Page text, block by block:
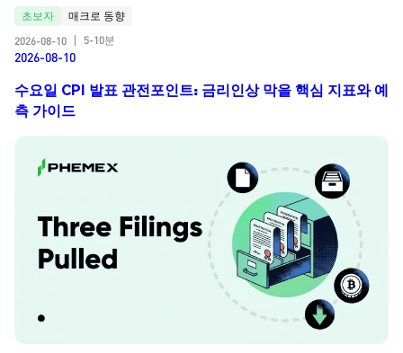
초보자
매크로 동향
2026-08-10
5-10분
2026-08-10
수요일 CPI 발표 관전포인트: 금리인상 막을 핵심 지표와 예
측 가이드